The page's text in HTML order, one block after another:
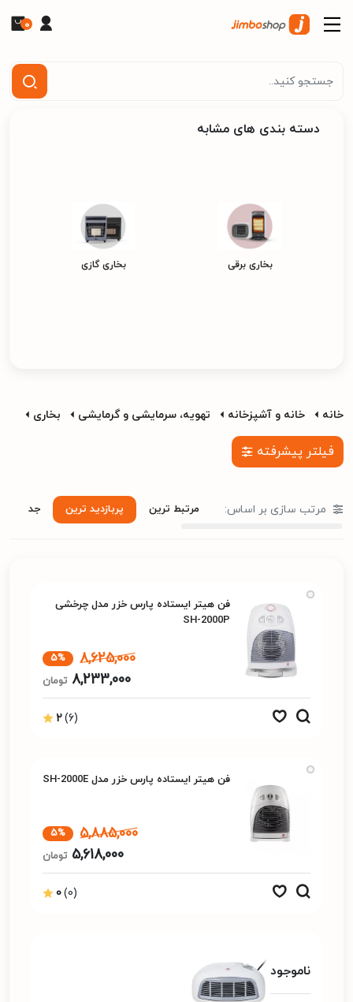
0
دسته بندی های مشابه
بخاری برقی بخاری گازی
خانه خانه و آشپزخانه تهویه، سرمایشی و گرمایشی بخاری
فیلتر پیشرفته
مرتب سازی بر اساس: مرتبط ترین پربازدید ترین جدید
فن هیتر ایستاده پارس خزر مدل چرخشی
SH-2000P
8,625,000
5%
8,233,000 تومان
2(6)
فن هیتر ایستاده پارس خزر مدل SH-2000E
5,885,000
5%
5,618,000 تومان
0(0)
ناموجود